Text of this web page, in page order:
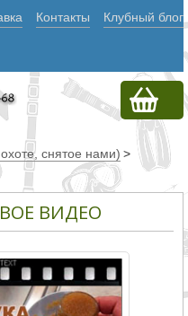
Контакты Клубный блог
снятое нами) >
ВИДЕО